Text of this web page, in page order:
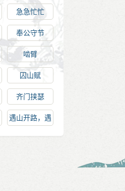
急急忙忙
奉公守节
啮臂
囚山赋
齐门挟瑟
遇山开路，遇